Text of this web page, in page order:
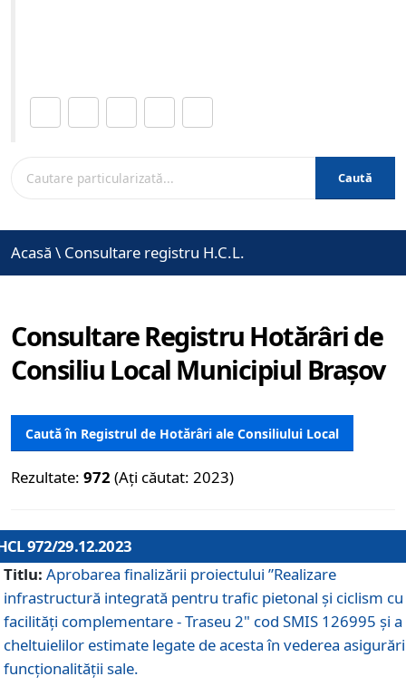
Caută
Acasă \ Consultare registru H.C.L.
Consultare Registru Hotărâri de
Consiliu Local Municipiul Brașov
Caută în Registrul de Hotărâri ale Consiliului Local
Rezultate: 972 (Ați căutat: 2023)
972/29.12.2023
Titlu: Aprobarea finalizării proiectului ”Realizare
infrastructură integrată pentru trafic pietonal și ciclism cu
facilități complementare - Traseu 2" cod SMIS 126995 și a
cheltuielilor estimate legate de acesta în vederea
funcționalității sale.